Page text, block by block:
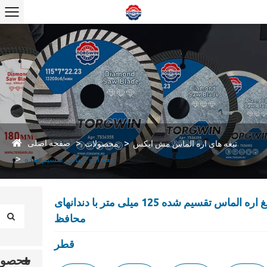
صفحه اصلی محصولات
تیغه های اره الماس مش ایکس
تیغه اره الماس تقسیم شده
تیغ اره الماس تقسیم شده 125 میلی متر با دندانهای
محافظ
قطر